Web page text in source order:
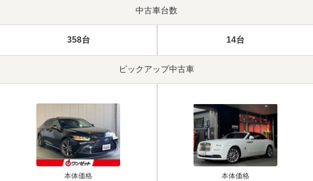
中古車台数
358台 14台
ピックアップ中古車
本体価格 本体価格